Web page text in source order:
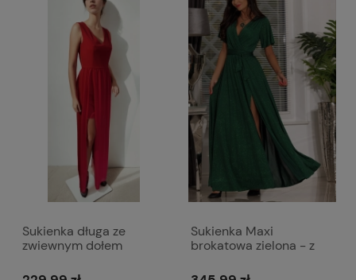
Sukienka długa ze
zwiewnym dołem
czerwona 015
Sukienka Maxi
brokatowa zielona - z